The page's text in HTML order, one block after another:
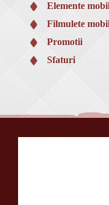
Elemente
Filmulete
Promotii
Sfaturi